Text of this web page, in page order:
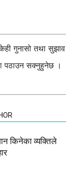
गुनासो तथा सुझाव
पठाउन सक्नुहुनेछ ।
किनेका व्यक्तिले